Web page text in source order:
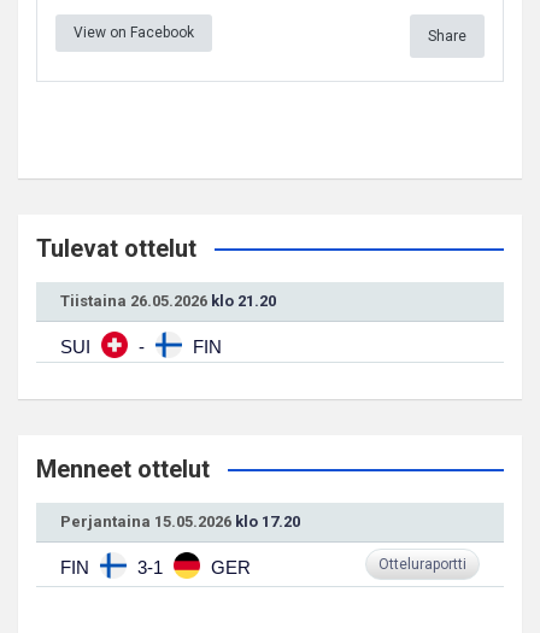
View on Facebook Share
Tulevat ottelut
Tiistaina 26.05.2026 klo 21.20
SUI - FIN
Menneet ottelut
Perjantaina 15.05.2026 klo 17.20
FIN 3-1 GER Otteluraportti